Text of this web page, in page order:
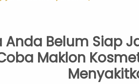
Anda Belum Siap
Maklon